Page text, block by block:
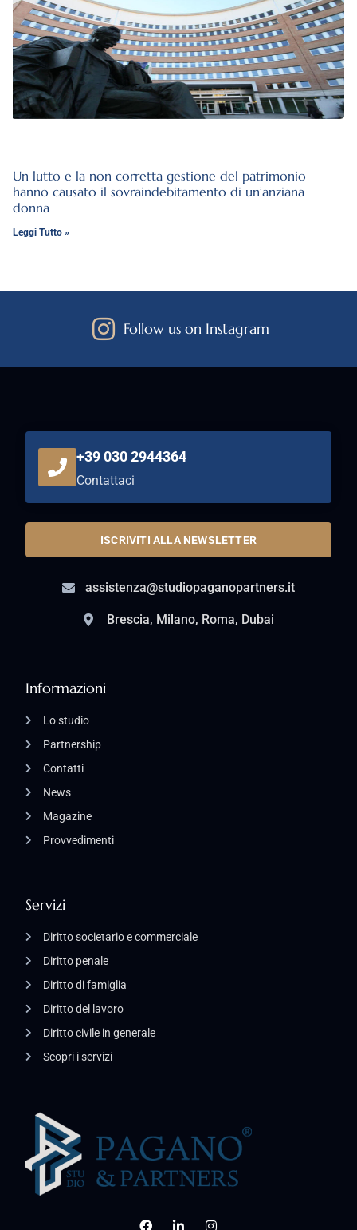
Un lutto e la non corretta gestione del patrimonio
hanno causato il sovraindebitamento di un’anziana
donna
Leggi Tutto »
Follow us on Instagram
Servizi
Diritto societario e commerciale
Diritto penale
Diritto di famiglia
Diritto del lavoro
Diritto civile in generale
Scopri i servizi
Informazioni
Lo studio
Partnership
Contatti
News
Magazine
Provvedimenti
+39 030 2944364
Contattaci
ISCRIVITI ALLA NEWSLETTER
assistenza@studiopaganopartners.it
Brescia, Milano, Roma, Dubai